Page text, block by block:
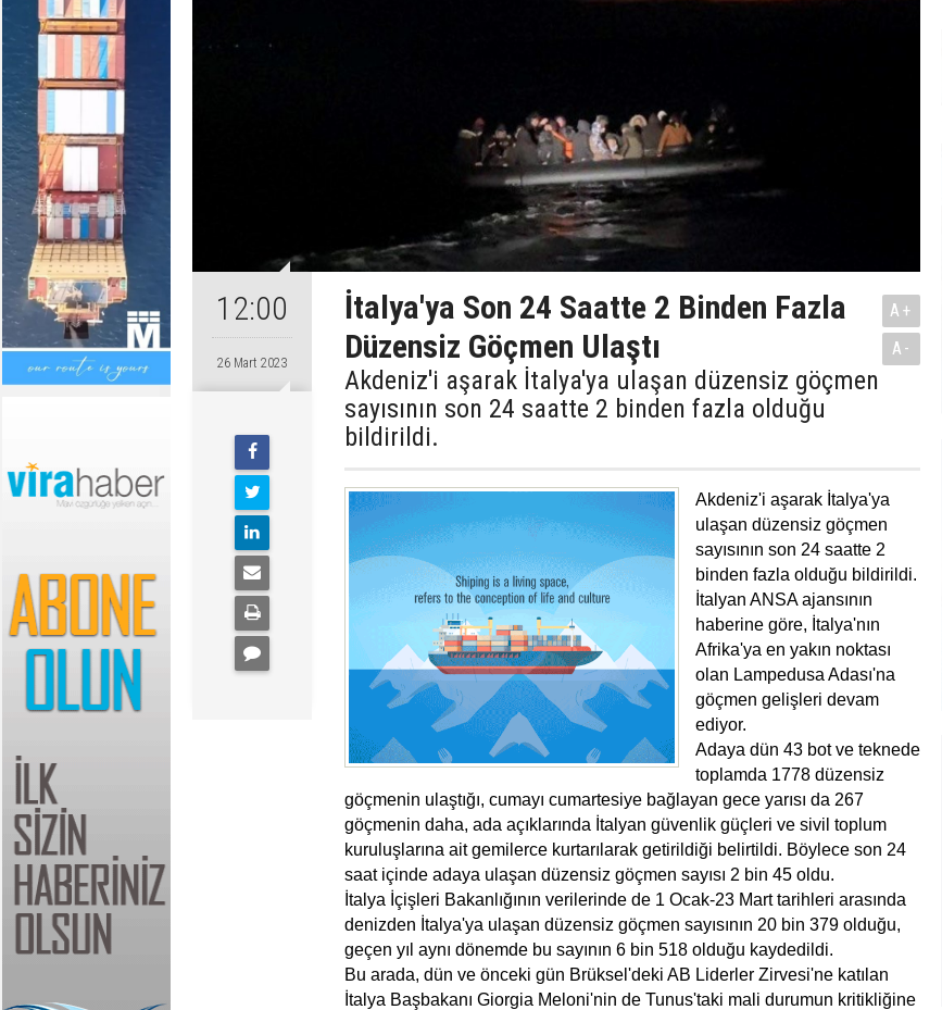
12:00
26 Mart 2023
İtalya'ya Son 24 Saatte 2 Binden Fazla
Düzensiz Göçmen Ulaştı
Akdeniz'i aşarak İtalya'ya ulaşan düzensiz göçmen
sayısının son 24 saatte 2 binden fazla olduğu
bildirildi.
A+
A-
Akdeniz'i aşarak İtalya'ya
ulaşan düzensiz göçmen
sayısının son 24 saatte 2
binden fazla olduğu bildirildi.
İtalyan ANSA ajansının
haberine göre, İtalya'nın
Afrika'ya en yakın noktası
olan Lampedusa Adası'na
göçmen gelişleri devam
ediyor.
Adaya dün 43 bot ve teknede
toplamda 1778 düzensiz
göçmenin ulaştığı, cumayı cumartesiye bağlayan gece yarısı da 267
göçmenin daha, ada açıklarında İtalyan güvenlik güçleri ve sivil toplum
kuruluşlarına ait gemilerce kurtarılarak getirildiği belirtildi. Böylece son 24
saat içinde adaya ulaşan düzensiz göçmen sayısı 2 bin 45 oldu.
İtalya İçişleri Bakanlığının verilerinde de 1 Ocak-23 Mart tarihleri arasında
denizden İtalya'ya ulaşan düzensiz göçmen sayısının 20 bin 379 olduğu,
geçen yıl aynı dönemde bu sayının 6 bin 518 olduğu kaydedildi.
Bu arada, dün ve önceki gün Brüksel'deki AB Liderler Zirvesi'ne katılan
İtalya Başbakanı Giorgia Meloni'nin de Tunus'taki mali durumun kritikliğine